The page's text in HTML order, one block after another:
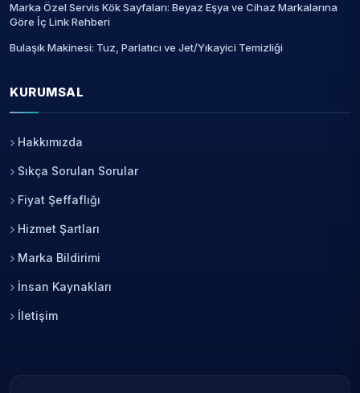
Marka Özel Servis Kök Sayfaları: Beyaz Eşya ve Cihaz Markalarına
Göre İç Link Rehberi
Bulaşık Makinesi: Tuz, Parlatıcı ve Jet/Yıkayici Temizliği
KURUMSAL
Hakkımızda
Sıkça Sorulan Sorular
Fiyat Şeffaflığı
Hizmet Şartları
Marka Bildirimi
İnsan Kaynakları
İletişim